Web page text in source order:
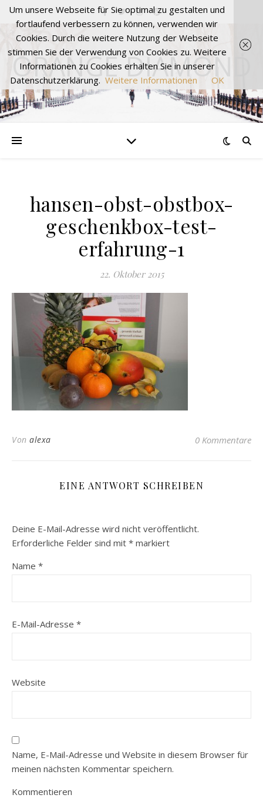
ORANGE DIAMOND
hansen-obst-obstbox-
geschenkbox-test-
erfahrung-1
22. Oktober 2015
Von alexa 0 Kommentare
EINE ANTWORT SCHREIBEN
Deine E-Mail-Adresse wird nicht veröffentlicht.
Erforderliche Felder sind mit * markiert
Name *
E-Mail-Adresse *
Website
Name, E-Mail-Adresse und Website in diesem Browser für
meinen nächsten Kommentar speichern.
Kommentieren
Um unsere Webseite für Sie optimal zu gestalten und
fortlaufend verbessern zu können, verwenden wir
Cookies. Durch die weitere Nutzung der Webseite
stimmen Sie der Verwendung von Cookies zu. Weitere
Informationen zu Cookies erhalten Sie in unserer
Datenschutzerklärung. Weitere Informationen OK